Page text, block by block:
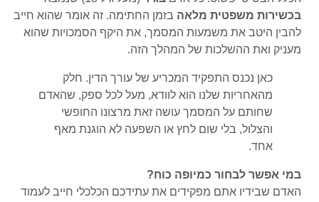
בכשירות משפטית מלאה בזמן החתימה. זה אומר שהוא חייב
להבין היטב את משמעות המסמך, את היקף הסמכויות שהוא
מעניק ואת ההשלכות של המהלך הזה.
כאן נכנס התפקיד המכריע של עורך הדין. חלק
מהאחריות שלנו הוא לוודא, מעל לכל ספק, שהאדם
שחותם על המסמך עושה זאת מרצונו החופשי
והצלול, בלי שום לחץ או השפעה לא הוגנת מאף
אחד.
במי אפשר לבחור כמיופה כוח?
האדם שבידיו אתם מפקידים את עתידכם הכלכלי חייב לעמוד